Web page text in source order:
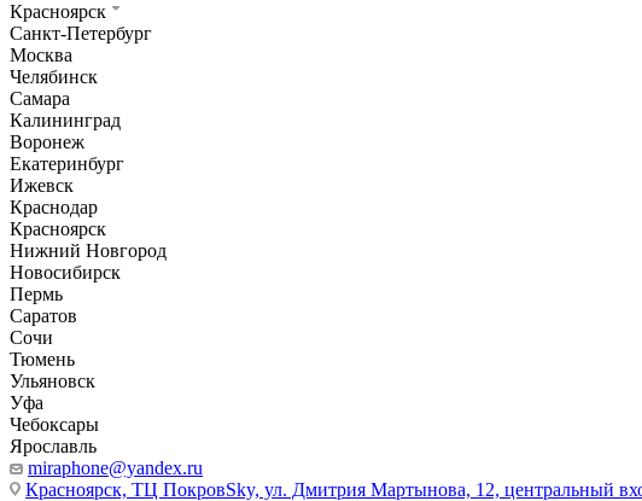
Красноярск
Санкт-Петербург
Москва
Челябинск
Самара
Калининград
Воронеж
Екатеринбург
Ижевск
Краснодар
Красноярск
Нижний Новгород
Новосибирск
Пермь
Саратов
Сочи
Тюмень
Ульяновск
Уфа
Чебоксары
Ярославль
miraphone@yandex.ru
Красноярск, ТЦ ПокровSky, ул. Дмитрия Мартынова, 12, центральный